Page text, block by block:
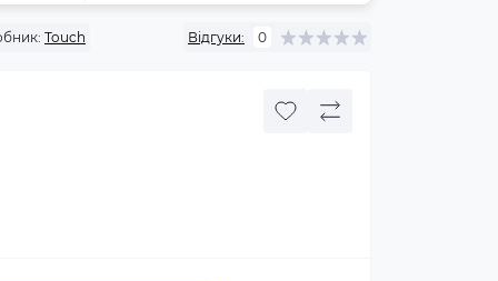
Touch Відгуки: 0